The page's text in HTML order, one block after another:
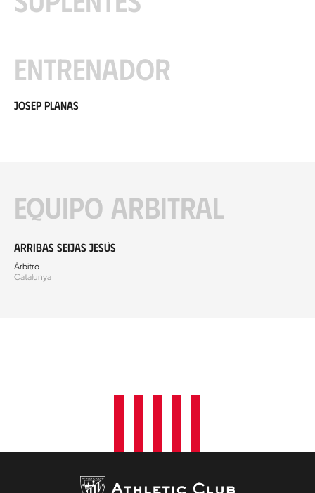
Entrenador
Josep Planas
Equipo arbitral
Arribas Seijas Jesús
Árbitro
Catalunya